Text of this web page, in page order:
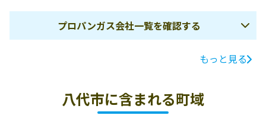
プロパンガス会社一覧を確認する
電話番号
有限会社本田石
八代市日奈久塩
0965-38-0245
もっと見る
八代市に含まれる町域